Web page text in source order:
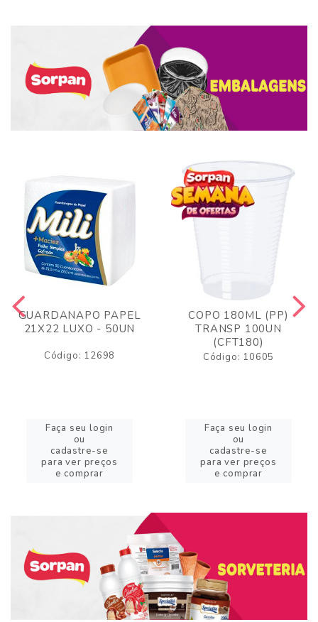
GUARDANAPO PAPEL
21X22 LUXO - 50UN
Código: 12698
Faça seu login
ou
cadastre-se
para ver preços
e comprar
COPO 180ML (PP)
TRANSP 100UN
(CFT180)
Código: 10605
Faça seu login
ou
cadastre-se
para ver preços
e comprar